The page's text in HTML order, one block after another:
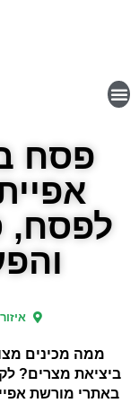
פסח
לפסח,
ממה מכינים
ביציאת מצרים?
באתרי מורשת